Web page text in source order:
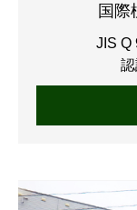
国際
JIS Q